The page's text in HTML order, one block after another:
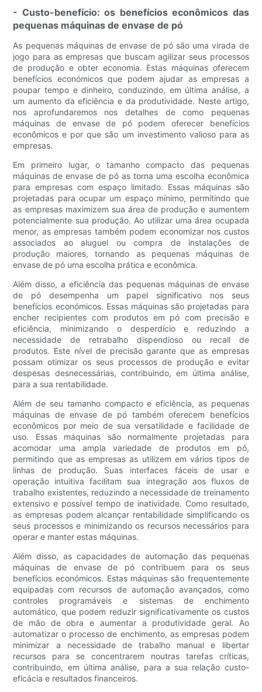
- Custo-benefício: os benefícios econômicos das
pequenas máquinas de envase de pó
As pequenas máquinas de envase de pó são uma virada de
jogo para as empresas que buscam agilizar seus processos
de produção e obter economia. Estas máquinas oferecem
benefícios económicos que podem ajudar as empresas a
poupar tempo e dinheiro, conduzindo, em última análise, a
um aumento da eficiência e da produtividade. Neste artigo,
nos aprofundaremos nos detalhes de como pequenas
máquinas de envase de pó podem oferecer benefícios
econômicos e por que são um investimento valioso para as
empresas.
Em primeiro lugar, o tamanho compacto das pequenas
máquinas de envase de pó as torna uma escolha econômica
para empresas com espaço limitado. Essas máquinas são
projetadas para ocupar um espaço mínimo, permitindo que
as empresas maximizem sua área de produção e aumentem
potencialmente sua produção. Ao utilizar uma área ocupada
menor, as empresas também podem economizar nos custos
associados ao aluguel ou compra de instalações de
produção maiores, tornando as pequenas máquinas de
envase de pó uma escolha prática e econômica.
Além disso, a eficiência das pequenas máquinas de envase
de pó desempenha um papel significativo nos seus
benefícios económicos. Essas máquinas são projetadas para
encher recipientes com produtos em pó com precisão e
eficiência, minimizando o desperdício e reduzindo a
necessidade de retrabalho dispendioso ou recall de
produtos. Este nível de precisão garante que as empresas
possam otimizar os seus processos de produção e evitar
despesas desnecessárias, contribuindo, em última análise,
para a sua rentabilidade.
Além de seu tamanho compacto e eficiência, as pequenas
máquinas de envase de pó também oferecem benefícios
econômicos por meio de sua versatilidade e facilidade de
uso. Essas máquinas são normalmente projetadas para
acomodar uma ampla variedade de produtos em pó,
permitindo que as empresas as utilizem em vários tipos de
linhas de produção. Suas interfaces fáceis de usar e
operação intuitiva facilitam sua integração aos fluxos de
trabalho existentes, reduzindo a necessidade de treinamento
extensivo e possível tempo de inatividade. Como resultado,
as empresas podem alcançar rentabilidade simplificando os
seus processos e minimizando os recursos necessários para
operar e manter estas máquinas.
Além disso, as capacidades de automação das pequenas
máquinas de envase de pó contribuem para os seus
benefícios económicos. Estas máquinas são frequentemente
equipadas com recursos de automação avançados, como
controles programáveis ​​e sistemas de enchimento
automático, que podem reduzir significativamente os custos
de mão de obra e aumentar a produtividade geral. Ao
automatizar o processo de enchimento, as empresas podem
minimizar a necessidade de trabalho manual e libertar
recursos para se concentrarem noutras tarefas críticas,
contribuindo, em última análise, para a sua relação custo-
eficácia e resultados financeiros.